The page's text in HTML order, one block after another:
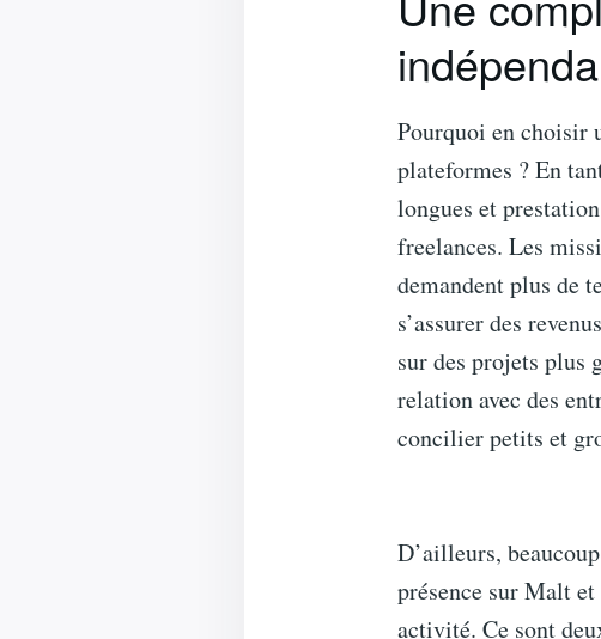
Pourquoi en choisir
plateformes ? En
longues et
freelances. Les
demandent plus de
s’assurer des
sur des projets plus
relation avec des
concilier petits et
D’ailleurs,
présence sur Malt
activité. Ce sont